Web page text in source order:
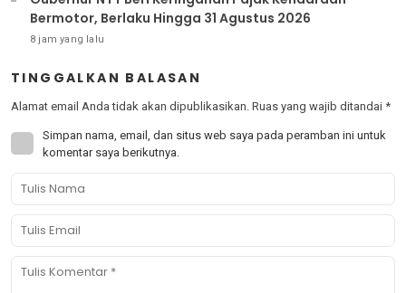
Bermotor, Berlaku Hingga 31 Agustus 2026
8 jam yang lalu
TINGGALKAN BALASAN
Alamat email Anda tidak akan dipublikasikan. Ruas yang wajib ditandai *
Simpan nama, email, dan situs web saya pada peramban ini untuk
komentar saya berikutnya.